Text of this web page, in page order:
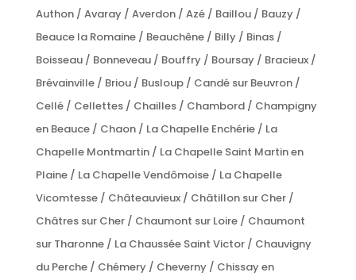
Authon / Avaray / Averdon / Azé / Baillou / Bauzy /
Beauce la Romaine / Beauchêne / Billy / Binas /
Boisseau / Bonneveau / Bouffry / Boursay / Bracieux /
Brévainville / Briou / Busloup / Candé sur Beuvron /
Cellé / Cellettes / Chailles / Chambord / Champigny
en Beauce / Chaon / La Chapelle Enchérie / La
Chapelle Montmartin / La Chapelle Saint Martin en
Plaine / La Chapelle Vendômoise / La Chapelle
Vicomtesse / Châteauvieux / Châtillon sur Cher /
Châtres sur Cher / Chaumont sur Loire / Chaumont
sur Tharonne / La Chaussée Saint Victor / Chauvigny
du Perche / Chémery / Cheverny / Chissay en